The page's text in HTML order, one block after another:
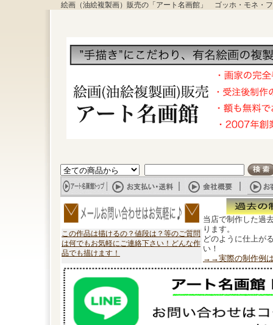
絵画（油絵複製画）販売の「アート名画館」 ゴッホ・モネ・
この作品は描けるの？値段は？等のご質問
は何でもお気軽にご連絡下さい！どんな作
品でも描けます！
当店で制作した過
ります。
どのように仕上が
い！
→→実際の制作例